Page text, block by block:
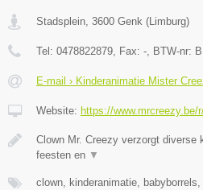
Stadsplein, 3600 Genk (Limburg)
Tel: 0478822879, Fax: -, BTW-nr:
E-mail › Kinderanimatie Mister
Website: https://www.mrcreezy.be/
Clown Mr. Creezy verzorgt diverse
feesten en ▼
clown, kinderanimatie,